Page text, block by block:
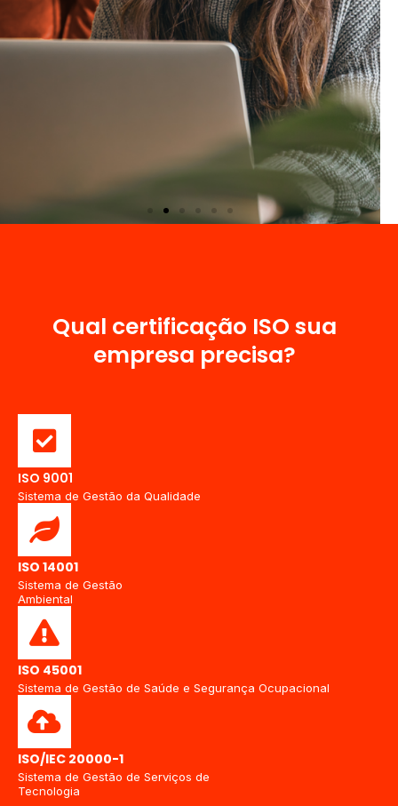
Reconhecimento QMS e Exemplar Global
Qual certificação ISO sua
empresa precisa?
ISO 9001
Sistema de Gestão da Qualidade
ISO 14001
Sistema de Gestão
Ambiental
ISO 45001
Sistema de Gestão de Saúde e Segurança Ocupacional
ISO/IEC 20000-1
Sistema de Gestão de Serviços de
Tecnologia